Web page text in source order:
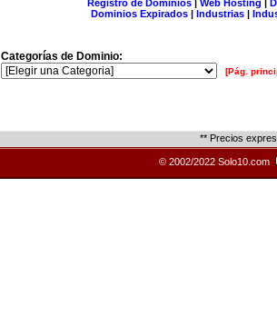
Registro de Dominios| Web Hosting |
Dominios Expirados | Industrias |
Categorías de Dominio:
[Pág.
** Precios
© 2002/2022 Solo10.com